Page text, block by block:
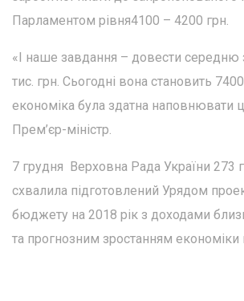
Парламентом рівня4100 – 4200 грн.
«І наше завдання – довести середню
тис. грн. Сьогодні вона становить
економіка була здатна наповнювати
Прем’єр-міністр.
7 грудня Верховна Рада України 273
схвалила підготовлений Урядом
бюджету на 2018 рік з доходами
та прогнозним зростанням економіки